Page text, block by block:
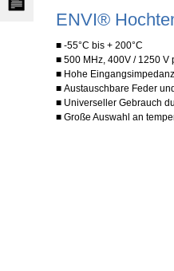
ENVI®
■ -55°C bis + 200°C
■ 500 MHz, 400V / 1250 V
■ Hohe
■ Austauschbare Feder
■ Universeller Gebrauch
■ Große Auswahl an